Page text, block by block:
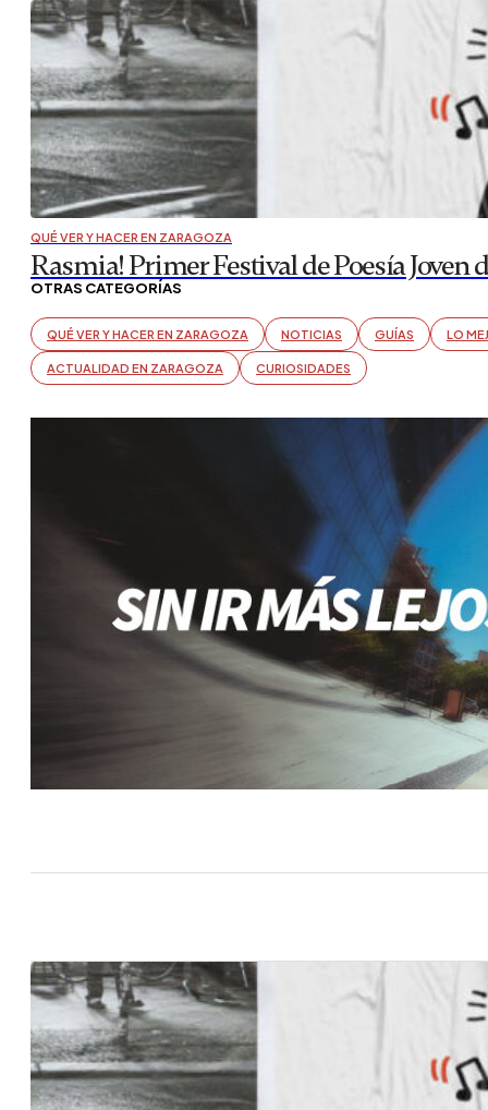
QUÉ VER Y HACER EN ZARAGOZA
Rasmia! Primer Festival de Poesía Joven
OTRAS CATEGORÍAS
QUÉ VER Y HACER EN ZARAGOZA NOTICIAS GUÍAS LO
ACTUALIDAD EN ZARAGOZA CURIOSIDADES